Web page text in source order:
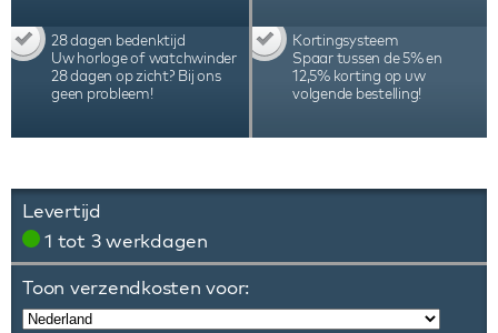
28 dagen bedenktijd
Uw horloge of watchwinder
28 dagen op zicht? Bij ons
geen probleem!
Kortingsysteem
Spaar tussen de 5% en
12,5% korting op uw
volgende bestelling!
Levertijd
1 tot 3 werkdagen
Toon verzendkosten voor: